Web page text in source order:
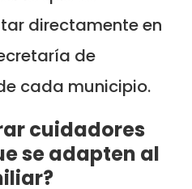
directamente en
de
cada municipio.
cuidadores
se adapten al